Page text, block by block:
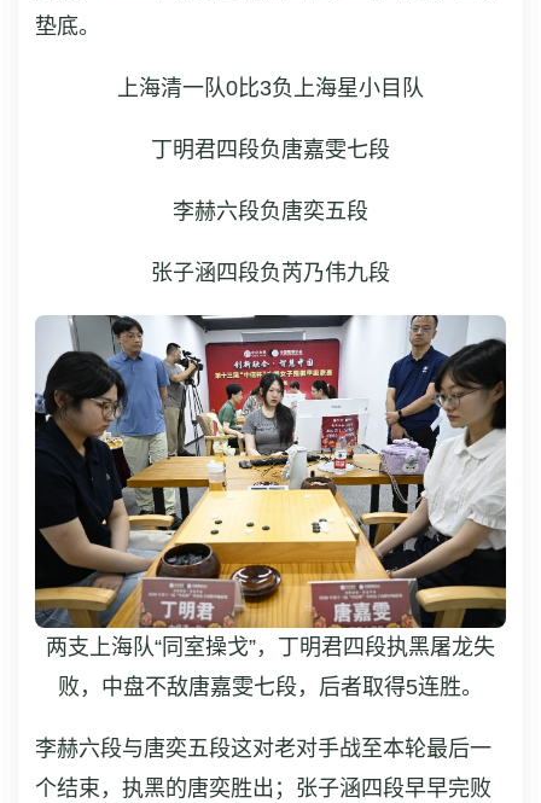
垫底。
上海清一队0比3负上海星小目队
丁明君四段负唐嘉雯七段
李赫六段负唐奕五段
张子涵四段负芮乃伟九段
两支上海队“同室操戈”，丁明君四段执黑屠龙失
败，中盘不敌唐嘉雯七段，后者取得5连胜。
李赫六段与唐奕五段这对老对手战至本轮最后一
个结束，执黑的唐奕胜出；张子涵四段早早完败